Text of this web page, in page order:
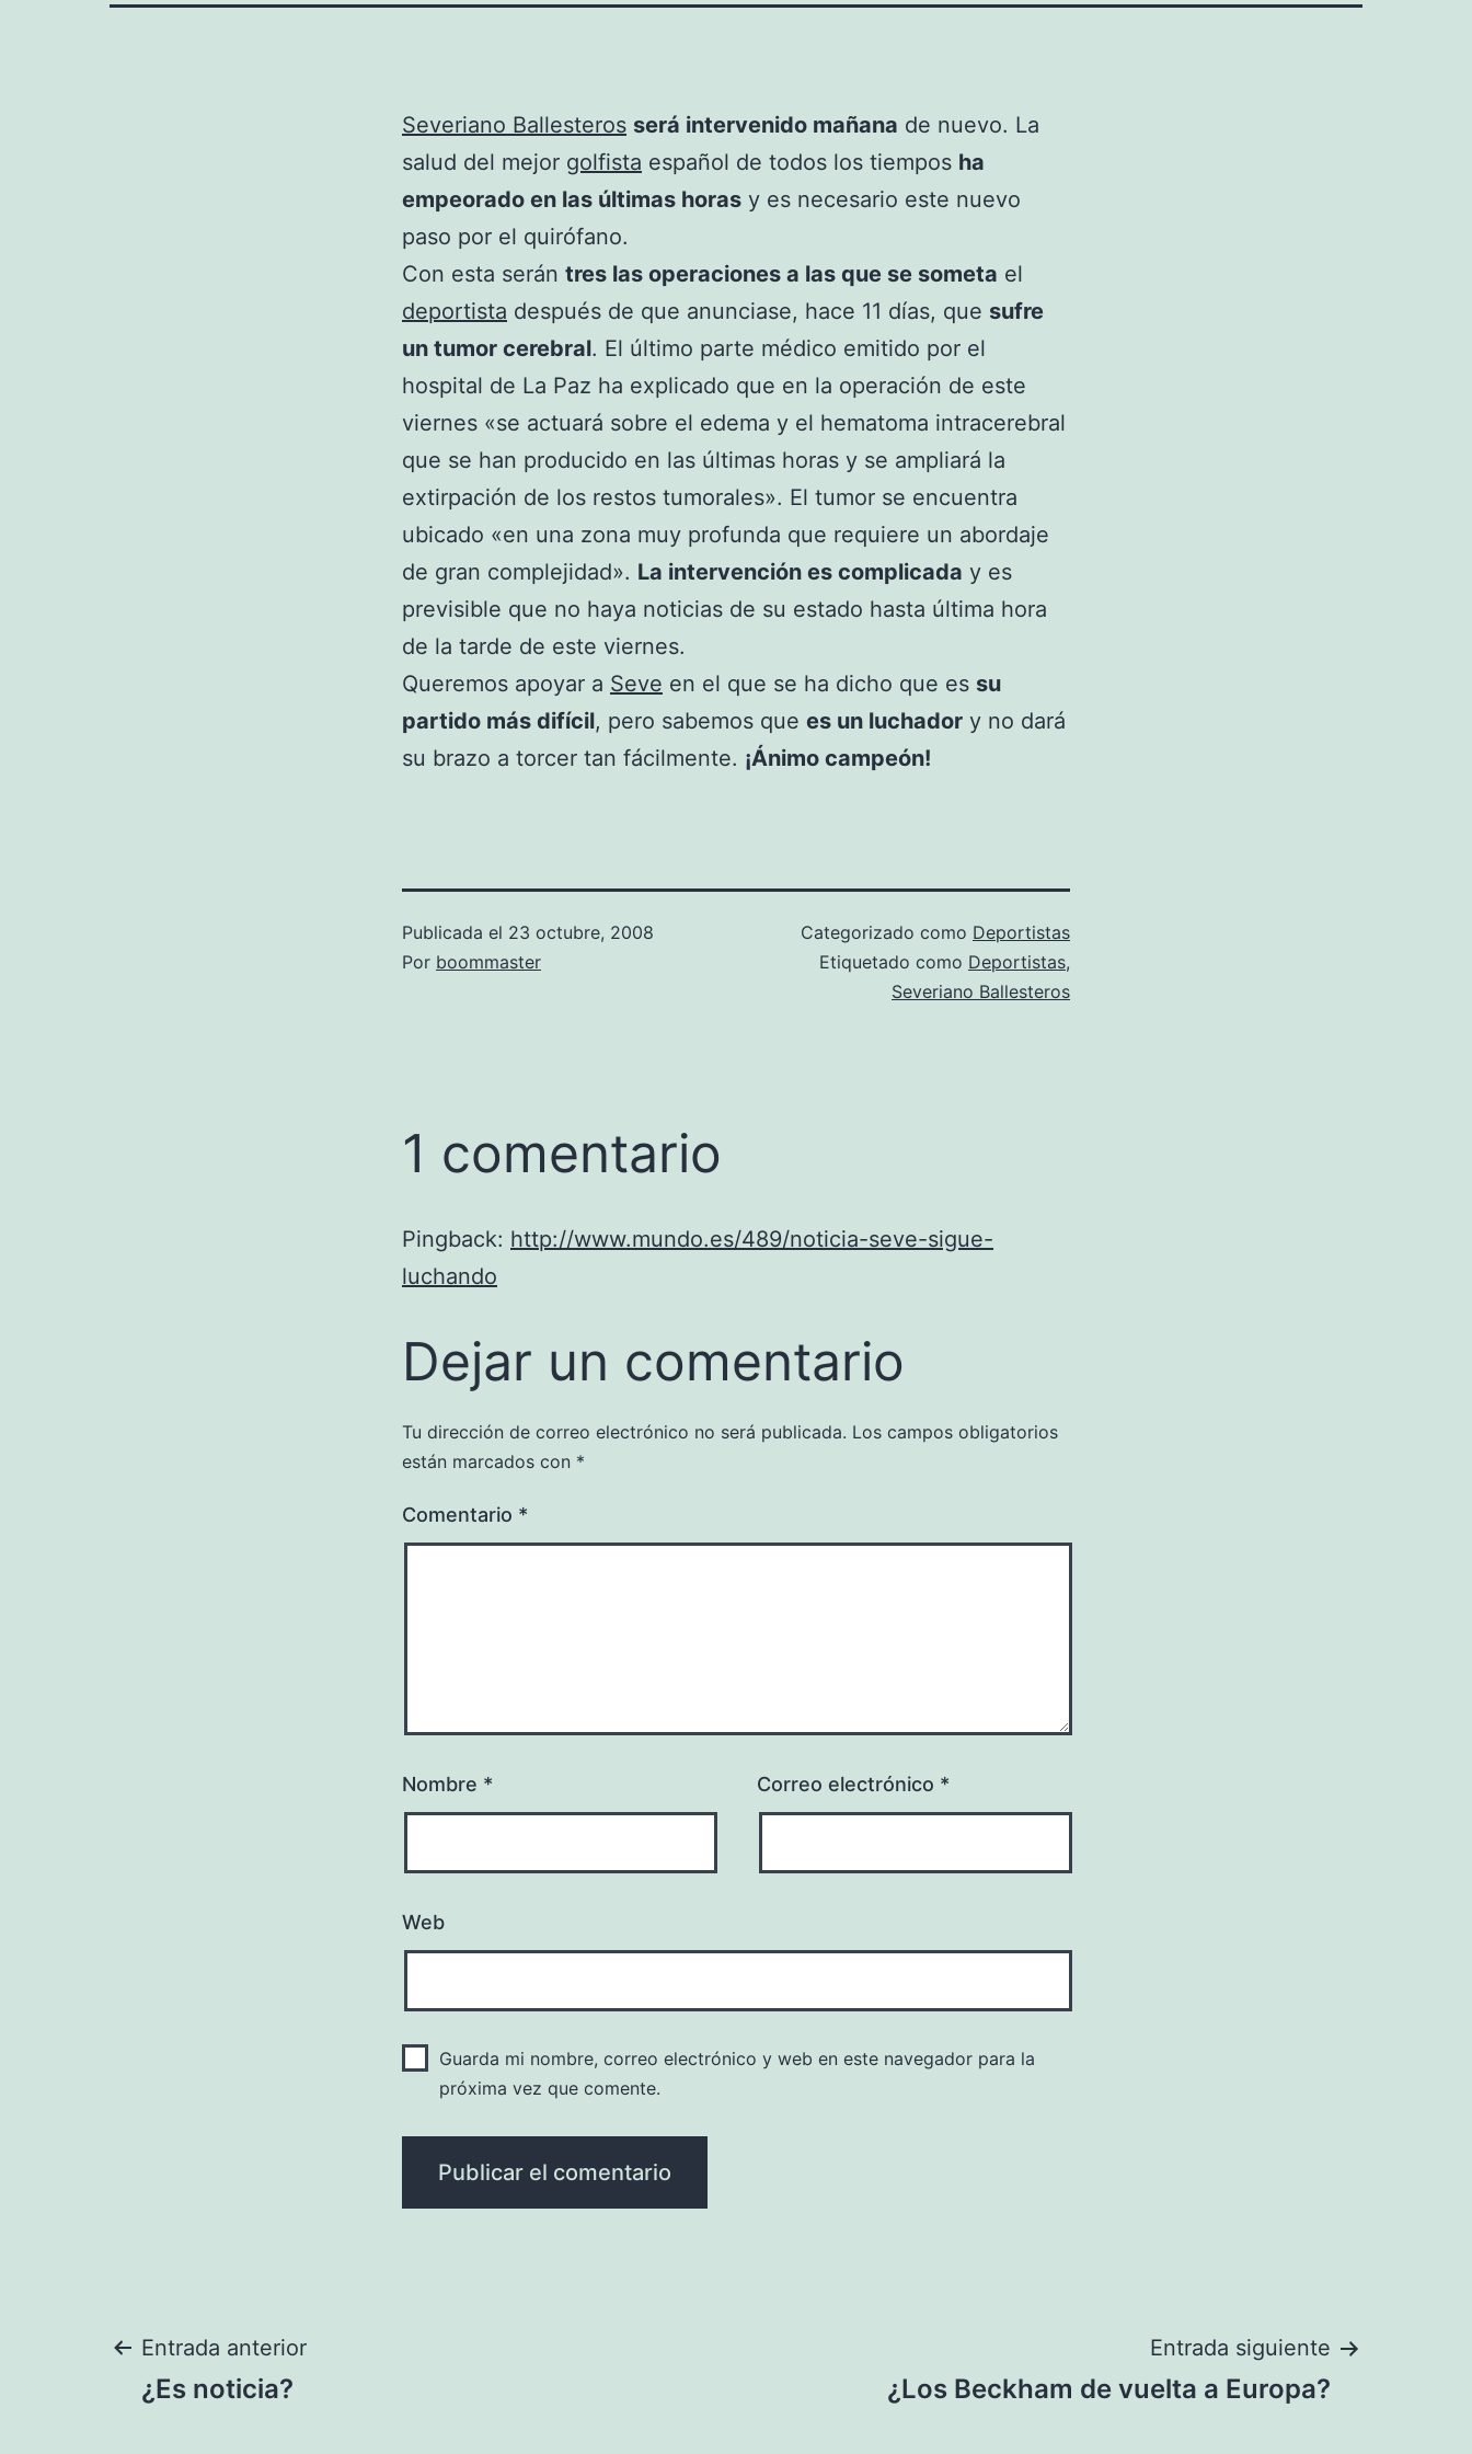
Severiano Ballesteros será intervenido mañana de nuevo. La
salud del mejor golfista español de todos los tiempos ha
empeorado en las últimas horas y es necesario este nuevo
paso por el quirófano.
Con esta serán tres las operaciones a las que se someta el
deportista después de que anunciase, hace 11 días, que sufre
un tumor cerebral. El último parte médico emitido por el
hospital de La Paz ha explicado que en la operación de este
viernes «se actuará sobre el edema y el hematoma intracerebral
que se han producido en las últimas horas y se ampliará la
extirpación de los restos tumorales». El tumor se encuentra
ubicado «en una zona muy profunda que requiere un abordaje
de gran complejidad». La intervención es complicada y es
previsible que no haya noticias de su estado hasta última hora
de la tarde de este viernes.
Queremos apoyar a Seve en el que se ha dicho que es su
partido más difícil, pero sabemos que es un luchador y no dará
su brazo a torcer tan fácilmente. ¡Ánimo campeón!
Publicada el 23 octubre, 2008
Por boommaster
Categorizado como Deportistas
Etiquetado como Deportistas,
Severiano Ballesteros
1 comentario
Pingback: http://www.mundo.es/489/noticia-seve-sigue-
luchando
Dejar un comentario
Tu dirección de correo electrónico no será publicada. Los campos obligatorios
están marcados con *
Comentario *
Nombre * Correo electrónico *
Web
Guarda mi nombre, correo electrónico y web en este navegador para la
próxima vez que comente.
Navegación
Entrada anterior
¿Es noticia?
Entrada siguiente
¿Los Beckham de vuelta a Europa?